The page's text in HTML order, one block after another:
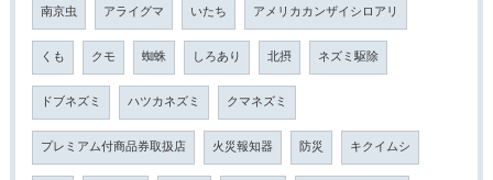
南京虫 アライグマ いたち アメリカカンザイシロアリ
くも クモ 蜘蛛 しろあり 北摂 ネズミ駆除
ドブネズミ ハツカネズミ クマネズミ
プレミアム付商品券取扱店 火災報知器 防災 キクイムシ